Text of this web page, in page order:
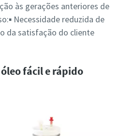
às gerações anteriores de
Necessidade reduzida de
da satisfação do cliente
fácil e rápido